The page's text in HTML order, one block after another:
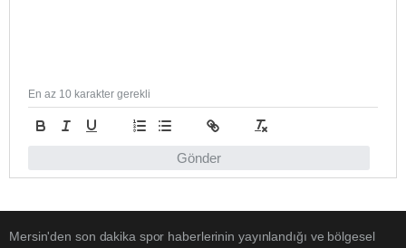
Gönder
En az 10 karakter gerekli
Mersin'den son dakika spor haberlerinin yayınlandığı ve bölgesel